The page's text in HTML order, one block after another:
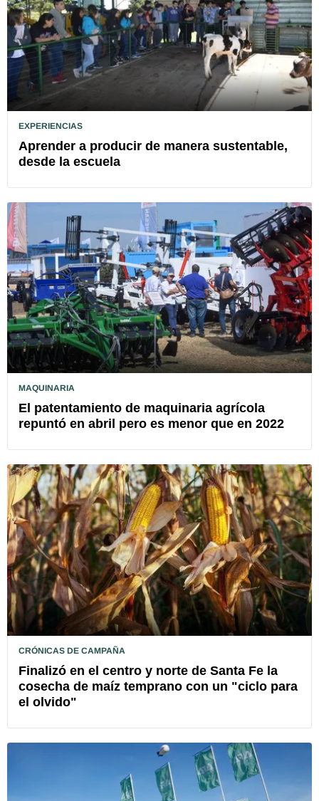
EXPERIENCIAS
Aprender a producir de manera sustentable,
desde la escuela
MAQUINARIA
El patentamiento de maquinaria agrícola
repuntó en abril pero es menor que en 2022
CRÓNICAS DE CAMPAÑA
Finalizó en el centro y norte de Santa Fe la
cosecha de maíz temprano con un "ciclo para
el olvido"